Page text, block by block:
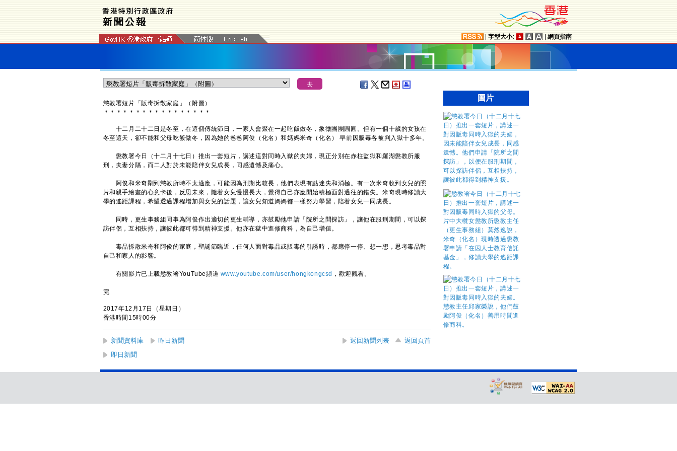
字型大小: 網頁指南
懲教署短片「販毒拆散家庭」（附圖）
＊ ＊ ＊ ＊ ＊ ＊ ＊ ＊ ＊ ＊ ＊ ＊ ＊ ＊ ＊ ＊ ＊
十二月二十二日是冬至，在這個傳統節日，一家人會聚在一起吃飯做冬，象徵團團圓圓。但有一個十歲的女孩在
冬至這天，卻不能和父母吃飯做冬，因為她的爸爸阿俊（化名）和媽媽米奇（化名） 早前因販毒各被判入獄十多年。
懲教署今日（十二月十七日）推出一套短片，講述這對同時入獄的夫婦，現正分別在赤柱監獄和羅湖懲教所服
刑，夫妻分隔，而二人對於未能陪伴女兒成長，同感遺憾及痛心。
阿俊和米奇剛到懲教所時不太適應，可能因為刑期比較長，他們表現有點迷失和消極。有一次米奇收到女兒的照
片和親手繪畫的心意卡後，反思未來，隨着女兒慢慢長大，覺得自己亦應開始積極面對過往的錯失。米奇現時修讀大
學的遙距課程，希望透過課程增加與女兒的話題，讓女兒知道媽媽都一樣努力學習，陪着女兒一同成長。
同時，更生事務組同事為阿俊作出適切的更生輔導，亦鼓勵他申請「院所之間探訪」，讓他在服刑期間，可以探
訪伴侶，互相扶持，讓彼此都可得到精神支援。他亦在獄中進修商科，為自己增值。
毒品拆散米奇和阿俊的家庭，聖誕節臨近，任何人面對毒品或販毒的引誘時，都應停一停、想一想，思考毒品對
自己和家人的影響。
有關影片已上載懲教署YouTube頻道 www.youtube.com/user/hongkongcsd ，歡迎觀看。
完
2017年12月17日（星期日）
香港時間15時00分
新聞資料庫 昨日新聞 返回新聞列表
返回頁首
即日新聞
圖片